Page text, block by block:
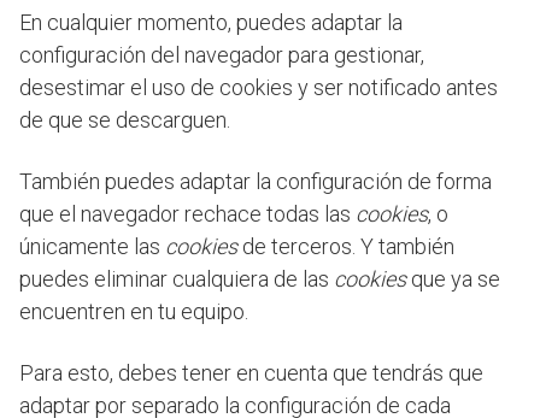
En cualquier momento, puedes adaptar la
configuración del navegador para gestionar,
desestimar el uso de cookies y ser notificado antes
de que se descarguen.
También puedes adaptar la configuración de forma
que el navegador rechace todas las cookies, o
únicamente las cookiesde terceros. Y también
puedes eliminar cualquiera de las cookiesque ya se
encuentren en tu equipo.
Para esto, debes tener en cuenta que tendrás que
adaptar por separado la configuración de cada